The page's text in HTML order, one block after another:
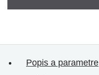
Popis a parametre